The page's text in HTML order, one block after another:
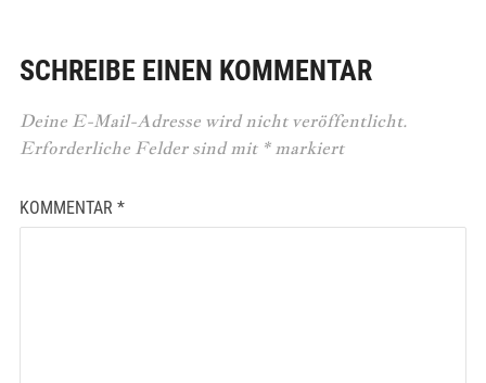
SCHREIBE EINEN KOMMENTAR
Deine E-Mail-Adresse wird nicht veröffentlicht.
Erforderliche Felder sind mit *markiert
KOMMENTAR *